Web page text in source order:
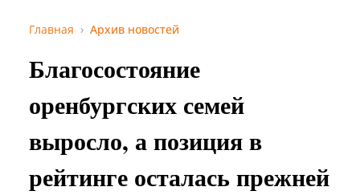
Главная Архив новостей
Благосостояние
оренбургских семей
выросло, а позиция в
рейтинге осталась прежней